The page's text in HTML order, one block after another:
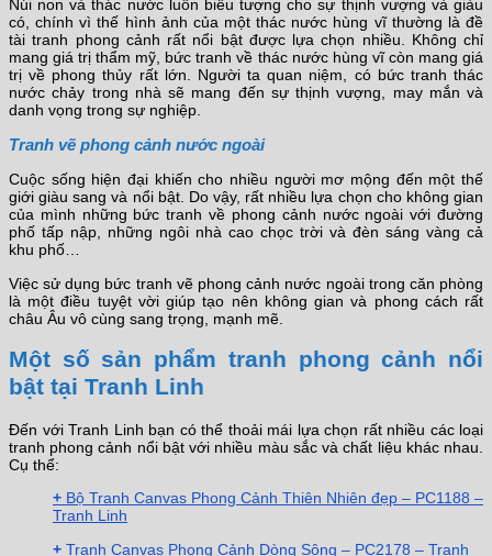
Núi non và thác nước luôn biểu tượng cho sự thịnh vượng và giàu
có, chính vì thế hình ảnh của một thác nước hùng vĩ thường là đề
tài tranh phong cảnh rất nổi bật được lựa chọn nhiều. Không chỉ
mang giá trị thẩm mỹ, bức tranh về thác nước hùng vĩ còn mang giá
trị về phong thủy rất lớn. Người ta quan niệm, có bức tranh thác
nước chảy trong nhà sẽ mang đến sự thịnh vượng, may mắn và
danh vọng trong sự nghiệp.
Tranh vẽ phong cảnh nước ngoài
Cuộc sống hiện đại khiến cho nhiều người mơ mộng đến một thế
giới giàu sang và nổi bật. Do vậy, rất nhiều lựa chọn cho không gian
của mình những bức tranh về phong cảnh nước ngoài với đường
phố tấp nập, những ngôi nhà cao chọc trời và đèn sáng vàng cả
khu phố…
Việc sử dụng bức tranh vẽ phong cảnh nước ngoài trong căn phòng
là một điều tuyệt vời giúp tạo nên không gian và phong cách rất
châu Âu vô cùng sang trọng, mạnh mẽ.
Một số sản phẩm tranh phong cảnh nổi
bật tại Tranh Linh
Đến với Tranh Linh bạn có thể thoải mái lựa chọn rất nhiều các loại
tranh phong cảnh nổi bật với nhiều màu sắc và chất liệu khác nhau.
Cụ thể:
+ Bộ Tranh Canvas Phong Cảnh Thiên Nhiên đẹp – PC1188 –
Tranh Linh
+ Tranh Canvas Phong Cảnh Dòng Sông – PC2178 – Tranh